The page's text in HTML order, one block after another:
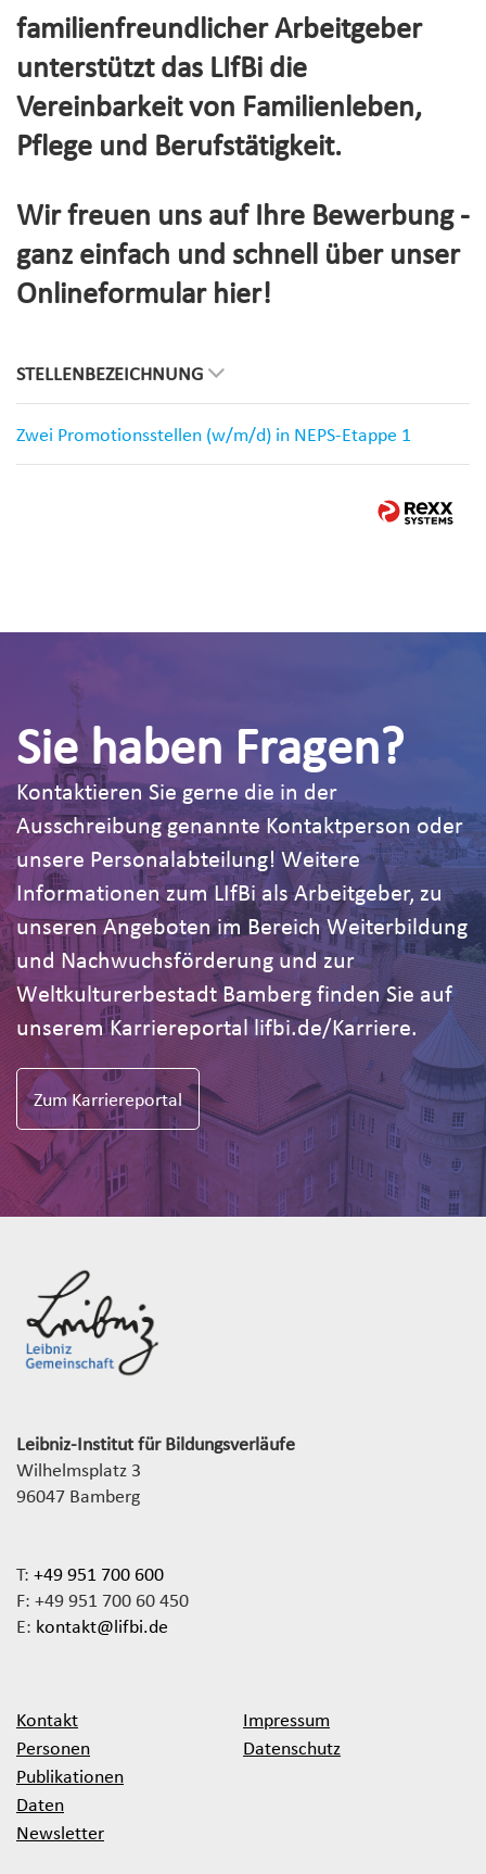
familienfreundlicher Arbeitgeber
unterstützt das LIfBi die
Vereinbarkeit von Familienleben,
Pflege und Berufstätigkeit.
Wir freuen uns auf Ihre Bewerbung -
ganz einfach und schnell über unser
Onlineformular hier!
STELLENBEZEICHNUNG
Zwei Promotionsstellen (w/m/d) in NEPS-Etappe 1
Sie haben Fragen?
Kontaktieren Sie gerne die in der
Ausschreibung genannte Kontaktperson oder
unsere Personalabteilung! Weitere
Informationen zum LIfBi als Arbeitgeber, zu
unseren Angeboten im Bereich Weiterbildung
und Nachwuchsförderung und zur
Weltkulturerbestadt Bamberg finden Sie auf
unserem Karriereportal lifbi.de/Karriere.
Zum Karriereportal
Leibniz-Institut für Bildungsverläufe
Wilhelmsplatz 3
96047 Bamberg
T: +49 951 700 600
F: +49 951 700 60 450
E: kontakt@lifbi.de
Kontakt
Personen
Publikationen
Daten
Newsletter
Impressum
Datenschutz